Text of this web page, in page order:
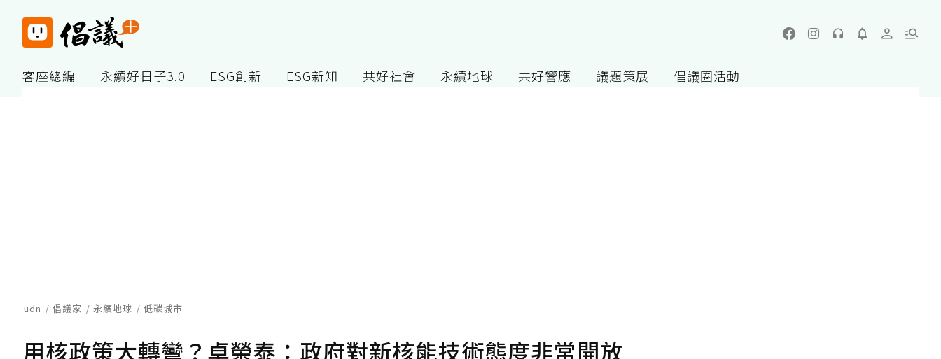
客座總編 永續好日子3.0 ESG創新 ESG新知 共好社會 永續地球 共好響應 議題策展 倡議圈活動
udn 倡議家 永續地球 低碳城市
用核政策大轉彎？卓榮泰：政府對新核能技術態度非常開放